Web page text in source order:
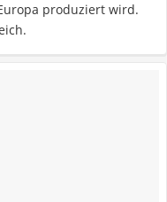
produziert wird.